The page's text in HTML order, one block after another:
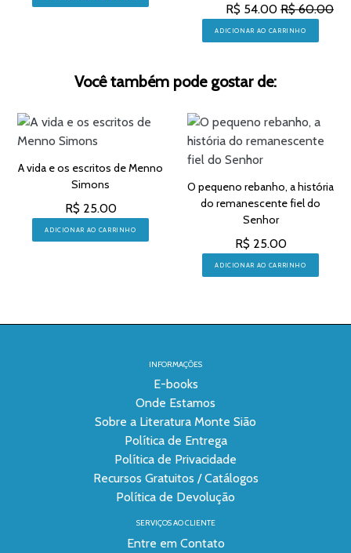
R$ 54.00 R$ 60.00
ADICIONAR AO CARRINHO
Você também pode gostar de:
A vida e os escritos de Menno
Simons
R$ 25.00
ADICIONAR AO CARRINHO
O pequeno rebanho, a história
do remanescente fiel do
Senhor
R$ 25.00
ADICIONAR AO CARRINHO
INFORMAÇÕES
E-books
Onde Estamos
Sobre a Literatura Monte Sião
Política de Entrega
Política de Privacidade
Recursos Gratuitos / Catálogos
Política de Devolução
SERVIÇOS AO CLIENTE
Entre em Contato